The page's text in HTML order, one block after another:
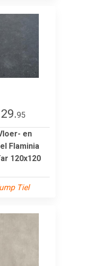
95
en
Flaminia
120x120
Tiel